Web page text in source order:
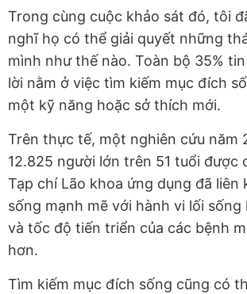
Trong cùng cuộc khảo sát đó, tôi
nghĩ họ có thể giải quyết những
mình như thế nào. Toàn bộ 35%
lời nằm ở việc tìm kiếm mục đích
một kỹ năng hoặc sở thích mới.
Trên thực tế, một nghiên cứu năm
12.825 người lớn trên 51 tuổi được
Tạp chí Lão khoa ứng dụng đã liên
sống mạnh mẽ với hành vi lối sống
và tốc độ tiến triển của các bệnh
hơn.
Tìm kiếm mục đích sống cũng có